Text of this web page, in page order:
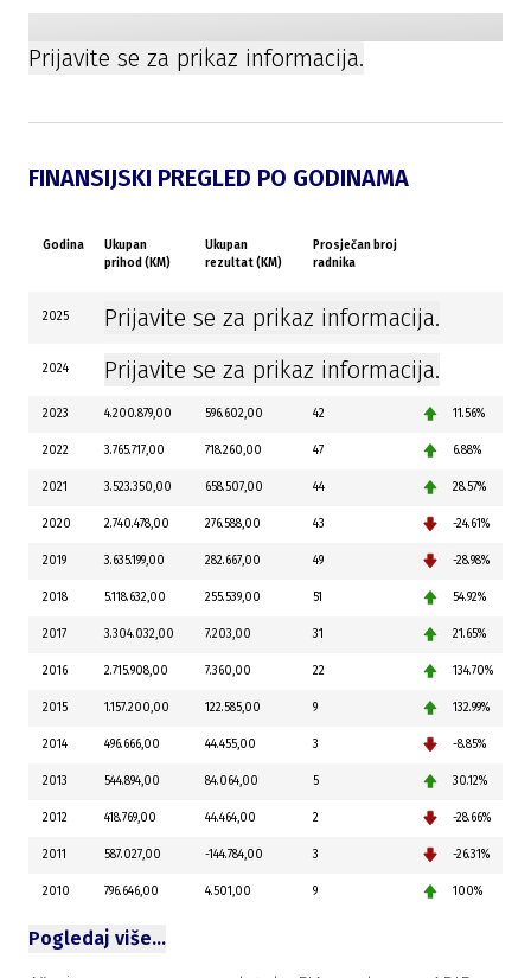
Prijavite se za prikaz informacija.
FINANSIJSKI PREGLED PO GODINAMA
Godina
Ukupan
prihod (KM)
Ukupan
rezultat (KM)
Prosječan broj
radnika
2025 Prijavite se za prikaz informacija.
2024 Prijavite se za prikaz informacija.
2023 4.200.879,00 596.602,00 42 11.56%
2022 3.765.717,00 718.260,00 47 6.88%
2021 3.523.350,00 658.507,00 44 28.57%
2020 2.740.478,00 276.588,00 43 -24.61%
2019 3.635.199,00 282.667,00 49 -28.98%
2018 5.118.632,00 255.539,00 51 54.92%
2017 3.304.032,00 7.203,00 31 21.65%
2016 2.715.908,00 7.360,00 22 134.70%
2015 1.157.200,00 122.585,00 9 132.99%
2014 496.666,00 44.455,00 3 -8.85%
2013 544.894,00 84.064,00 5 30.12%
2012 418.769,00 44.464,00 2 -28.66%
2011 587.027,00 -144.784,00 3 -26.31%
2010 796.646,00 4.501,00 9 100%
Pogledaj više…